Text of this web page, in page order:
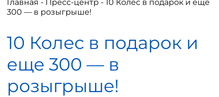
Главная - Пресс-центр - 10 Колес в подарок и еще
300 — в розыгрыше!
10 Колес в подарок и
еще 300 — в
розыгрыше!